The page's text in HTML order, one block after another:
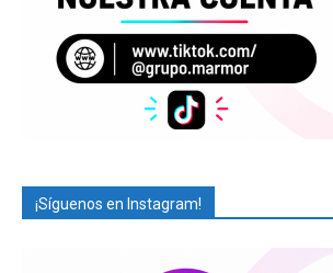
¡Síguenos en Instagram!